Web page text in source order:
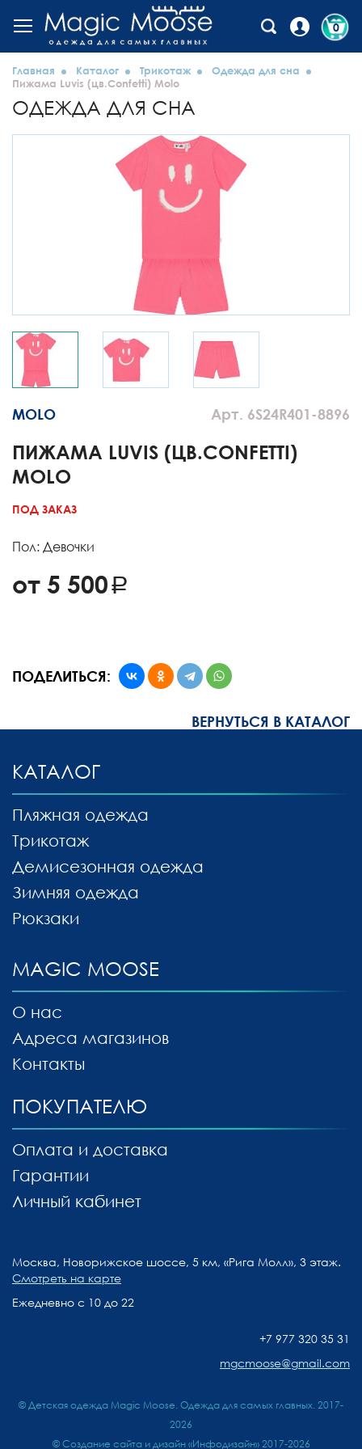
0
Главная Каталог Трикотаж
Одежда для сна
Пижама Luvis (цв.Confetti) Molo
ОДЕЖДА ДЛЯ СНА
Арт. 6S24R401-8896
MOLO
ПИЖАМА LUVIS (ЦВ.CONFETTI)
MOLO
ПОД ЗАКАЗ
Пол: Девочки
от 5 500
ПОДЕЛИТЬСЯ:
ВЕРНУТЬСЯ В КАТАЛОГ
MAGIC MOOSE
О нас
Адреса магазинов
Контакты
КАТАЛОГ
Пляжная одежда
Трикотаж
Демисезонная одежда
Зимняя одежда
Рюкзаки
ПОКУПАТЕЛЮ
Оплата и доставка
Гарантии
Личный кабинет
Москва, Новорижское шоссе, 5 км, «Рига Молл», 3 этаж.
Смотреть на карте
Ежедневно с 10 до 22
+7 977 320 35 31
mgcmoose@gmail.com
© Детская одежда Magic Moose. Одежда для самых главных. 2017-
2026
© Создание сайта и дизайн «Инфодизайн»2017-2026